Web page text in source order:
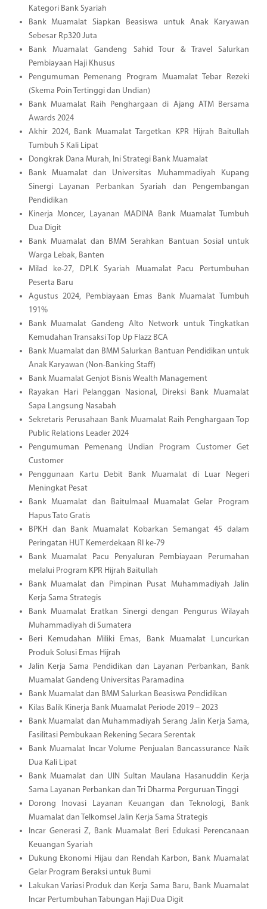
Kategori Bank Syariah
Bank Muamalat Siapkan Beasiswa untuk Anak Karyawan
Sebesar Rp320 Juta
Bank Muamalat Gandeng Sahid Tour & Travel Salurkan
Pembiayaan Haji Khusus
Pengumuman Pemenang Program Muamalat Tebar Rezeki
(Skema Poin Tertinggi dan Undian)
Bank Muamalat Raih Penghargaan di Ajang ATM Bersama
Awards 2024
Akhir 2024, Bank Muamalat Targetkan KPR Hijrah Baitullah
Tumbuh 5 Kali Lipat
Dongkrak Dana Murah, Ini Strategi Bank Muamalat
Bank Muamalat dan Universitas Muhammadiyah Kupang
Sinergi Layanan Perbankan Syariah dan Pengembangan
Pendidikan
Kinerja Moncer, Layanan MADINA Bank Muamalat Tumbuh
Dua Digit
Bank Muamalat dan BMM Serahkan Bantuan Sosial untuk
Warga Lebak, Banten
Milad ke-27, DPLK Syariah Muamalat Pacu Pertumbuhan
Peserta Baru
Agustus 2024, Pembiayaan Emas Bank Muamalat Tumbuh
191%
Bank Muamalat Gandeng Alto Network untuk Tingkatkan
Kemudahan Transaksi Top Up Flazz BCA
Bank Muamalat dan BMM Salurkan Bantuan Pendidikan untuk
Anak Karyawan (Non-Banking Staff)
Bank Muamalat Genjot Bisnis Wealth Management
Rayakan Hari Pelanggan Nasional, Direksi Bank Muamalat
Sapa Langsung Nasabah
Sekretaris Perusahaan Bank Muamalat Raih Penghargaan Top
Public Relations Leader 2024
Pengumuman Pemenang Undian Program Customer Get
Customer
Penggunaan Kartu Debit Bank Muamalat di Luar Negeri
Meningkat Pesat
Bank Muamalat dan Baitulmaal Muamalat Gelar Program
Hapus Tato Gratis
BPKH dan Bank Muamalat Kobarkan Semangat 45 dalam
Peringatan HUT Kemerdekaan RI ke-79
Bank Muamalat Pacu Penyaluran Pembiayaan Perumahan
melalui Program KPR Hijrah Baitullah
Bank Muamalat dan Pimpinan Pusat Muhammadiyah Jalin
Kerja Sama Strategis
Bank Muamalat Eratkan Sinergi dengan Pengurus Wilayah
Muhammadiyah di Sumatera
Beri Kemudahan Miliki Emas, Bank Muamalat Luncurkan
Produk Solusi Emas Hijrah
Jalin Kerja Sama Pendidikan dan Layanan Perbankan, Bank
Muamalat Gandeng Universitas Paramadina
Bank Muamalat dan BMM Salurkan Beasiswa Pendidikan
Kilas Balik Kinerja Bank Muamalat Periode 2019 – 2023
Bank Muamalat dan Muhammadiyah Serang Jalin Kerja Sama,
Fasilitasi Pembukaan Rekening Secara Serentak
Bank Muamalat Incar Volume Penjualan Bancassurance Naik
Dua Kali Lipat
Bank Muamalat dan UIN Sultan Maulana Hasanuddin Kerja
Sama Layanan Perbankan dan Tri Dharma Perguruan Tinggi
Dorong Inovasi Layanan Keuangan dan Teknologi, Bank
Muamalat dan Telkomsel Jalin Kerja Sama Strategis
Incar Generasi Z, Bank Muamalat Beri Edukasi Perencanaan
Keuangan Syariah
Dukung Ekonomi Hijau dan Rendah Karbon, Bank Muamalat
Gelar Program Beraksi untuk Bumi
Lakukan Variasi Produk dan Kerja Sama Baru, Bank Muamalat
Incar Pertumbuhan Tabungan Haji Dua Digit